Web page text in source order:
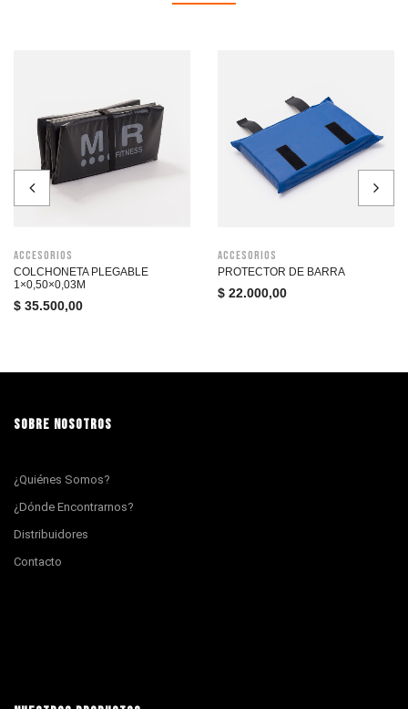
Accesorios
COLCHONETA PLEGABLE
1×0,50×0,03M
$ 35.500,00
Accesorios
PROTECTOR DE BARRA
$ 22.000,00
SOBRE NOSOTROS
¿Quiénes Somos?
¿Dónde Encontrarnos?
Distribuidores
Contacto